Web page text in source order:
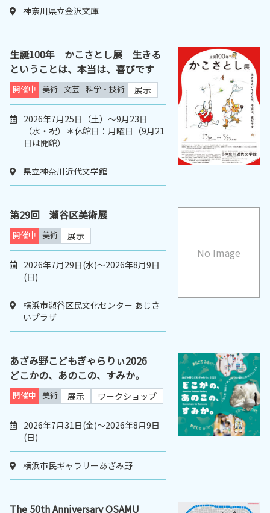
神奈川県立金沢文庫
生誕100年 かこさとし展 生きる
ということは、本当は、喜びです
開催中 美術 文芸 科学・技術 展示
2026年7月25日（土）～9月23日
（水・祝）＊休館日：月曜日（9月21
日は開館）
県立神奈川近代文学館
No Image
第29回 瀬谷区美術展
開催中 美術 展示
2026年7月29日(水)～2026年8月9日
(日)
横浜市瀬谷区民文化センター あじさ
いプラザ
あざみ野こどもぎゃらりぃ2026
どこかの、あのこの、すみか。
開催中 美術 展示 ワークショップ
2026年7月31日(金)～2026年8月9日
(日)
横浜市民ギャラリーあざみ野
The 50th Anniversary OSAMU